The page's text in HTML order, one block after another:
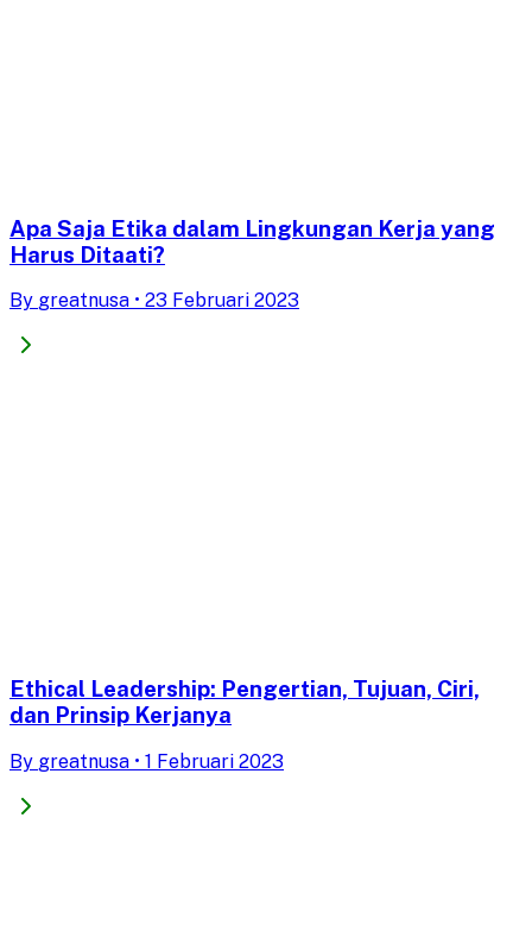
Apa Saja Etika dalam Lingkungan Kerja yang
Harus Ditaati?
By greatnusa • 23 Februari 2023
Ethical Leadership: Pengertian, Tujuan, Ciri,
dan Prinsip Kerjanya
By greatnusa • 1 Februari 2023